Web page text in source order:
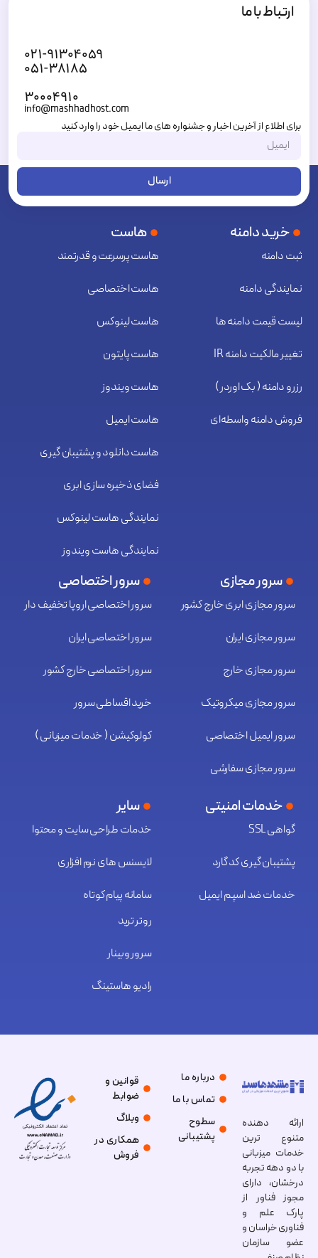
ارتباط با ما
۰۲۱-۹۱۳۰۴۰۵۹
۰۵۱-۳۸۱۸۵
۳۰۰۰۴۹۱۰
info@mashhadhost.com
برای اطلاع از آخرین اخبار و جشنواره های ما ایمیل خود را وارد کنید
ارسال
خرید دامنه
ثبت دامنه
نمایندگی دامنه
لیست قیمت دامنه ها
تغییر مالکیت دامنه IR
رزرو دامنه ( بک اوردر )
فروش دامنه واسطه‌ای
هاست
هاست پرسرعت و قدرتمند
هاست اختصاصی
هاست لینوکس
هاست پایتون
هاست ویندوز
هاست ایمیل
هاست دانلود و پشتیبان گیری
فضای ذخیره سازی ابری
نمایندگی هاست لینوکس
نمایندگی هاست ویندوز
سرور مجازی
سرور مجازی ابری خارج کشور
سرور مجازی ایران
سرور مجازی خارج
سرور مجازی میکروتیک
سرور ایمیل اختصاصی
سرور مجازی سفارشی
سرور اختصاصی
سرور اختصاصی اروپا تخفیف دار
سرور اختصاصی ایران
سرور اختصاصی خارج کشور
خرید اقساطی سرور
کولوکیشن ( خدمات میزبانی )
خدمات امنیتی
گواهی SSL
پشتیبان گیری کد گارد
خدمات ضد اسپم ایمیل
سایر
خدمات طراحی سایت و محتوا
لایسنس های نرم افزاری
سامانه پیام کوتاه
روتر ترید
سرور وبینار
رادیو هاستینگ
ارائه دهنده
متنوع ترین
خدمات میزبانی
با دو دهه تجربه
درخشان، دارای
مجوز فناور از
پارک علم و
فناوری خراسان و
عضو سازمان
درباره ما
تماس با ما
سطوح
پشتیبانی
قوانین و
ضوابط
وبلاگ
همکاری در
فروش